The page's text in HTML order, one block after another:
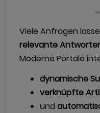
Viele Anfragen
relevante
Moderne Portale
dynamische
verknüpfte
und